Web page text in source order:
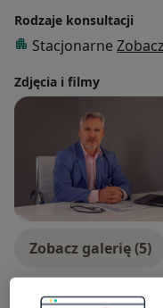
Rodzaje konsultacji
Stacjonarne
Zdjęcia i filmy
Zobacz galerię (5)